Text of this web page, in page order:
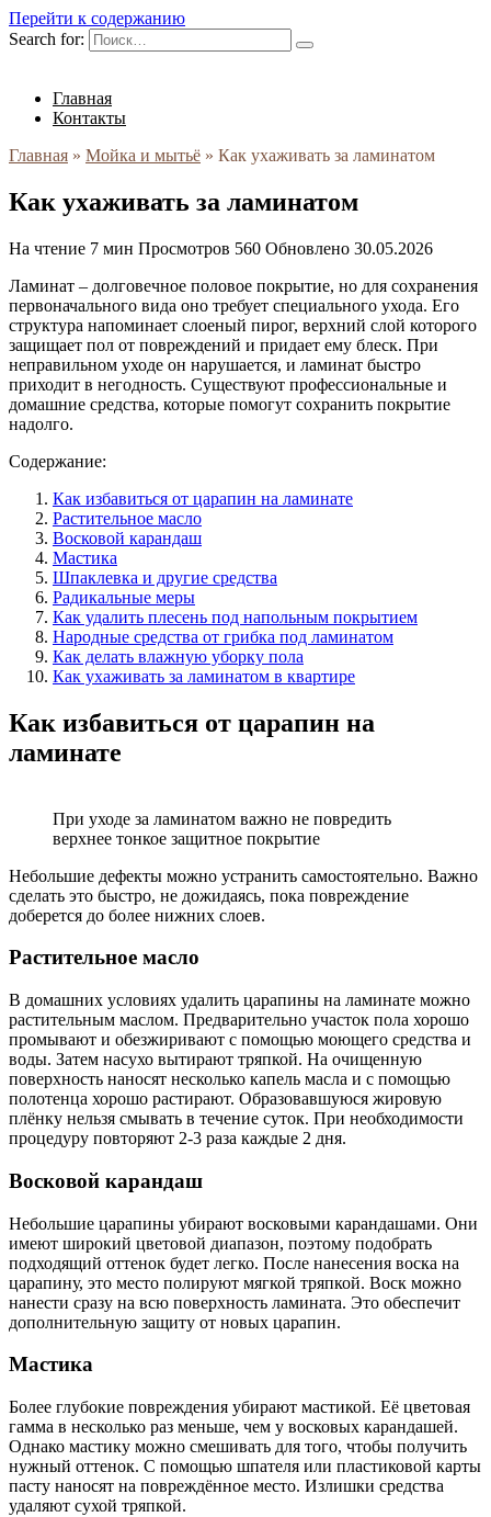
Перейти к содержанию
Search for:
Главная
Контакты
Главная » Мойка и мытьё » Как ухаживать за ламинатом
Как ухаживать за ламинатом
На чтение 7 мин Просмотров 560 Обновлено 30.05.2026
Ламинат – долговечное половое покрытие, но для сохранения
первоначального вида оно требует специального ухода. Его
структура напоминает слоеный пирог, верхний слой которого
защищает пол от повреждений и придает ему блеск. При
неправильном уходе он нарушается, и ламинат быстро
приходит в негодность. Существуют профессиональные и
домашние средства, которые помогут сохранить покрытие
надолго.
Содержание:
Как избавиться от царапин на ламинате
Растительное масло
Восковой карандаш
Мастика
Шпаклевка и другие средства
Радикальные меры
Как удалить плесень под напольным покрытием
Народные средства от грибка под ламинатом
Как делать влажную уборку пола
Как ухаживать за ламинатом в квартире
Как избавиться от царапин на
ламинате
При уходе за ламинатом важно не повредить
верхнее тонкое защитное покрытие
Небольшие дефекты можно устранить самостоятельно. Важно
сделать это быстро, не дожидаясь, пока повреждение
доберется до более нижних слоев.
Растительное масло
В домашних условиях удалить царапины на ламинате можно
растительным маслом. Предварительно участок пола хорошо
промывают и обезжиривают с помощью моющего средства и
воды. Затем насухо вытирают тряпкой. На очищенную
поверхность наносят несколько капель масла и с помощью
полотенца хорошо растирают. Образовавшуюся жировую
плёнку нельзя смывать в течение суток. При необходимости
процедуру повторяют 2-3 раза каждые 2 дня.
Восковой карандаш
Небольшие царапины убирают восковыми карандашами. Они
имеют широкий цветовой диапазон, поэтому подобрать
подходящий оттенок будет легко. После нанесения воска на
царапину, это место полируют мягкой тряпкой. Воск можно
нанести сразу на всю поверхность ламината. Это обеспечит
дополнительную защиту от новых царапин.
Мастика
Более глубокие повреждения убирают мастикой. Её цветовая
гамма в несколько раз меньше, чем у восковых карандашей.
Однако мастику можно смешивать для того, чтобы получить
нужный оттенок. С помощью шпателя или пластиковой карты
пасту наносят на повреждённое место. Излишки средства
удаляют сухой тряпкой.